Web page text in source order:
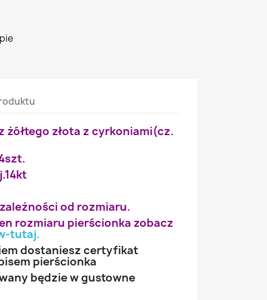
żółtego złota z cyrkoniami(cz.
od rozmiaru.
rozmiaru pierścionka zobacz
tutaj.
dostaniesz certyfikat
pierścionka
będzie w gustowne